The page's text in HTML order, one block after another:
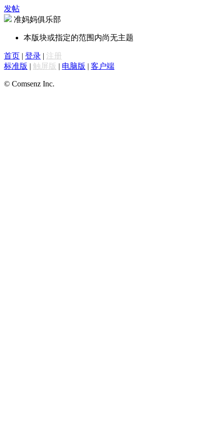
发帖
准妈妈俱乐部
本版块或指定的范围内尚无主题
首页 | 登录 | 注册
标准版 | 触屏版 | 电脑版 | 客户端
© Comsenz Inc.